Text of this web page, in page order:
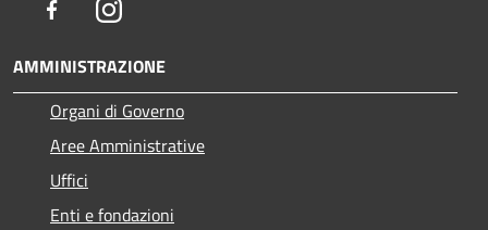
FacebookInstagram
AMMINISTRAZIONE
Organi di Governo
Aree Amministrative
Uffici
Enti e fondazioni